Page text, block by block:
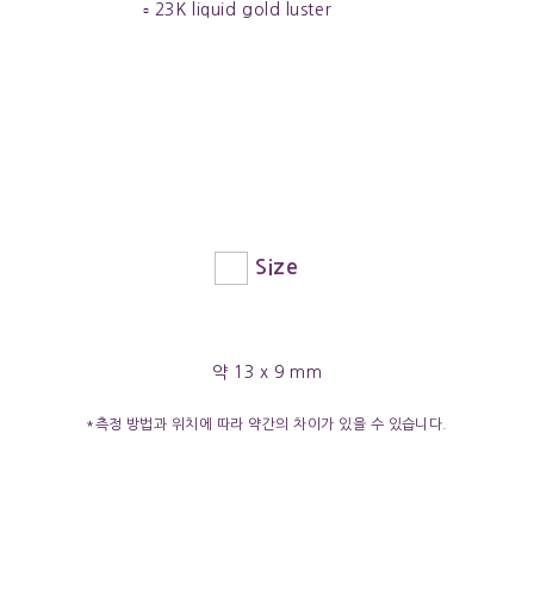
▫️ 23K liquid gold luster
Size
약 13 x 9 mm
*측정 방법과 위치에 따라 약간의 차이가 있을 수 있습니다.